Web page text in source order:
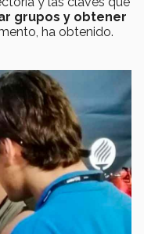
grupos y obtener
ha obtenido.